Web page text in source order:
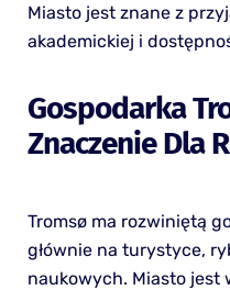
Miasto jest znane z
akademickiej i
Gospodarka
Znaczenie Dla
Tromsø ma rozwiniętą
głównie na turystyce,
naukowych. Miasto jest